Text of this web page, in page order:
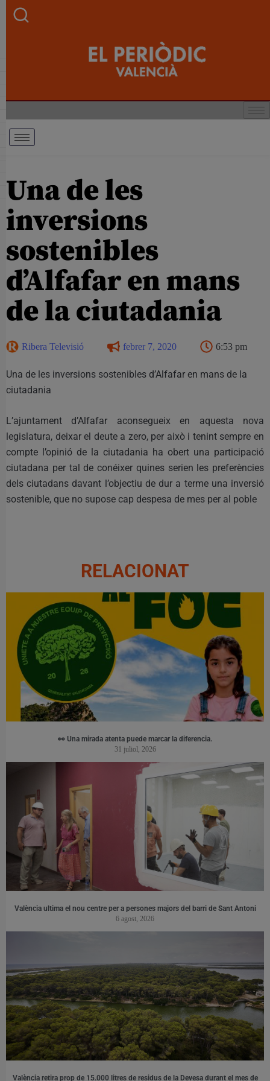
Una de les
inversions
sostenibles
d’Alfafar en mans
de la ciutadania
Ribera Televisió febrer 7, 2020 6:53 pm
Una de les inversions sostenibles d’Alfafar en mans de la
ciutadania
L’ajuntament d’Alfafar aconsegueix en aquesta nova
legislatura, deixar el deute a zero, per això i tenint sempre en
compte l’opinió de la ciutadania ha obert una participació
ciutadana per tal de conéixer quines serien les preferències
dels ciutadans davant l’objectiu de dur a terme una inversió
sostenible, que no supose cap despesa de mes per al poble
RELACIONAT
👀 Una mirada atenta puede marcar la diferencia.
31 juliol, 2026
València ultima el nou centre per a persones majors del barri de Sant Antoni
6 agost, 2026
València retira prop de 15.000 litres de residus de la Devesa durant el mes de